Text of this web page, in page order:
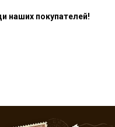
наших покупателей!